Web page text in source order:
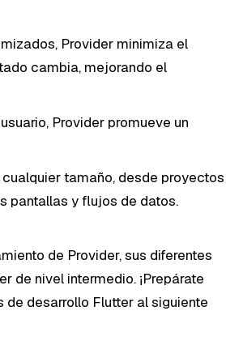
Provider minimiza el
cambia, mejorando el
Provider promueve un
tamaño, desde proyectos
pantallas y flujos de datos.
de Provider, sus diferentes
de nivel intermedio. ¡Prepárate
desarrollo Flutter al siguiente